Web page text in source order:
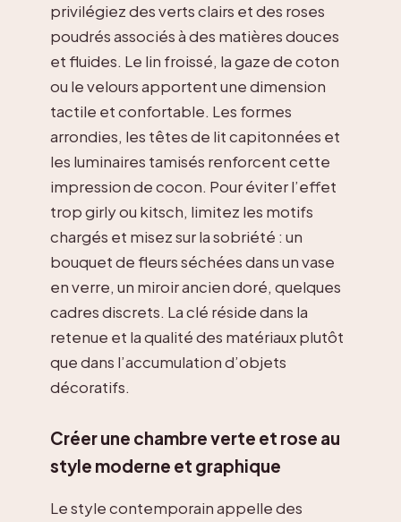
privilégiez des verts clairs et des roses
poudrés associés à des matières douces
et fluides. Le lin froissé, la gaze de coton
ou le velours apportent une dimension
tactile et confortable. Les formes
arrondies, les têtes de lit capitonnées et
les luminaires tamisés renforcent cette
impression de cocon. Pour éviter l’effet
trop girly ou kitsch, limitez les motifs
chargés et misez sur la sobriété : un
bouquet de fleurs séchées dans un vase
en verre, un miroir ancien doré, quelques
cadres discrets. La clé réside dans la
retenue et la qualité des matériaux plutôt
que dans l’accumulation d’objets
décoratifs.
Créer une chambre verte et rose au
style moderne et graphique
Le style contemporain appelle des